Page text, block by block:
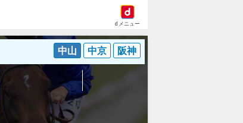
dメニュー
中山 中京 阪神